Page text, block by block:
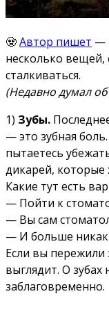
🧟Автор пишет —
несколько
сталкиваться.
(Недавно думал об
1) Зубы.
— это зубная
пытаетесь
дикарей, которые
Какие тут есть
— Пойти к
— Вы сам
— И больше
Если вы пережили
выглядит. О зубах
заблаговременно.